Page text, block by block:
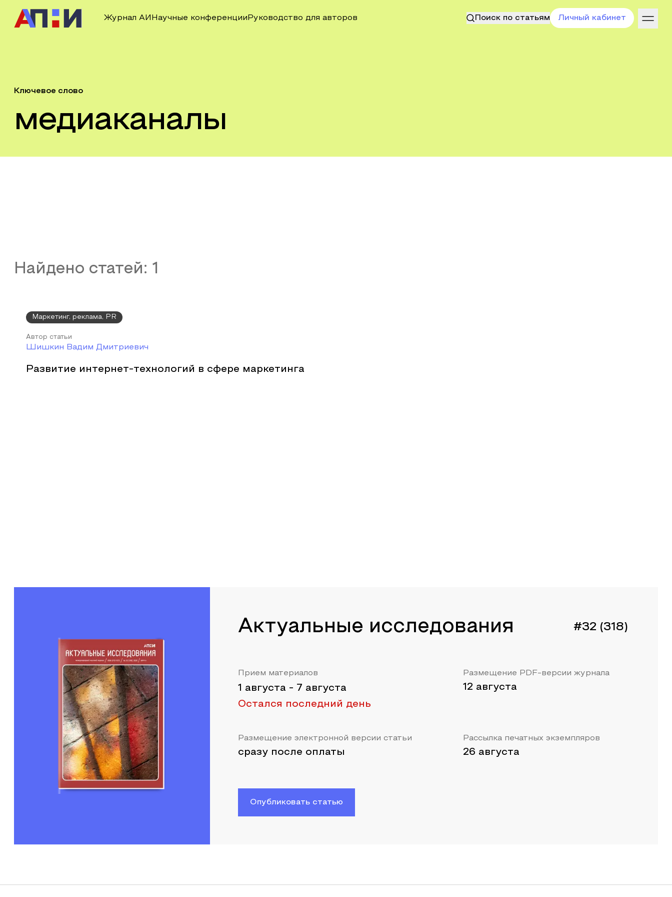
Журнал АИ Научные конференции Руководство для авторов Поиск по статьям Личный кабинет
Ключевое слово
медиаканалы
Найдено статей: 1
Маркетинг, реклама, PR
Автор статьи
Шишкин Вадим Дмитриевич
Развитие интернет-технологий в сфере маркетинга
Актуальные исследования #32 (318)
Прием материалов
1 августа - 7 августа
Остался последний день
Размещение PDF-версии журнала
12 августа
Размещение электронной версии статьи
сразу после оплаты
Рассылка печатных экземпляров
26 августа
Опубликовать статью